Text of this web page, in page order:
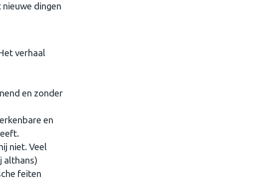
dingen
verhaal
en zonder
en
niet. Veel
althans)
feiten